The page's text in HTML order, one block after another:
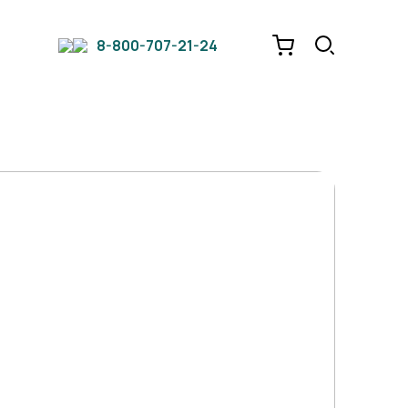
8-800-707-21-24